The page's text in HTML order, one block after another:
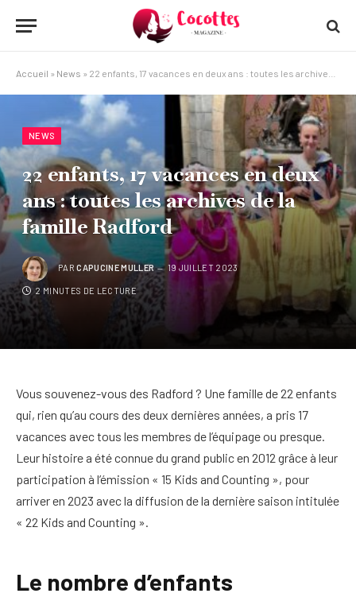
Accueil » News » 22 enfants, 17 vacances en deux ans : toutes les archives de la famille Radford
NEWS
22 enfants, 17 vacances en deux
ans : toutes les archives de la
famille Radford
PAR CAPUCINE MULLER 19 JUILLET 2023
2 MINUTES DE LECTURE
Vous souvenez-vous des Radford ? Une famille de 22 enfants
qui, rien qu’au cours des deux dernières années, a pris 17
vacances avec tous les membres de l’équipage ou presque.
Leur histoire a été connue du grand public en 2012 grâce à leur
participation à l’émission « 15 Kids and Counting », pour
arriver en 2023 avec la diffusion de la dernière saison intitulée
« 22 Kids and Counting ».
Le nombre d’enfants